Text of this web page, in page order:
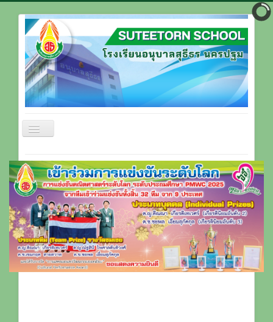
สลับ
เก
ชั่น
หน้าแรก
ข้อมูลโรงเรียน
บุคลากรโรงเรียน
ที่ตั้งโรงเรียน
ติดต่อโรงเรียน